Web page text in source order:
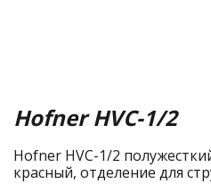
Hofner HVС-1/2
Hofner HVС-1/2
красный, отделение для